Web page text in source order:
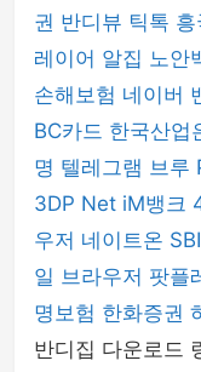
권 반디뷰 틱톡
레이어 알집 노안
손해보험 네이버
BC카드 한국산업
명 텔레그램 브루
3DP Net iM뱅크
우저 네이트온
일 브라우저 팟플
명보험 한화증권
반디집 다운로드